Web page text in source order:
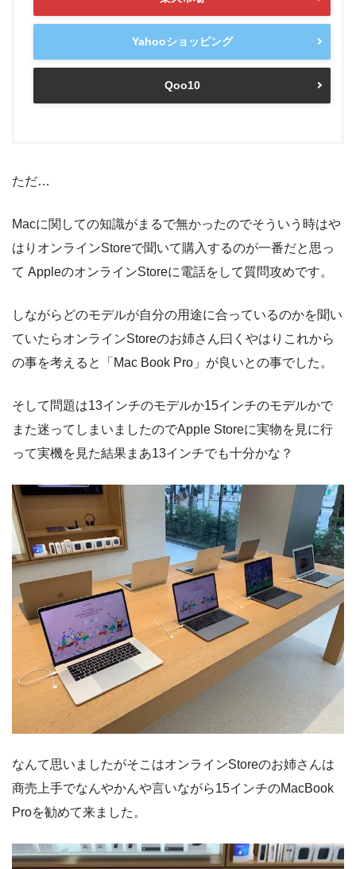
Yahooショッピング
Qoo10
ただ…
Macに関しての知識がまるで無かったのでそういう時はや
はりオンラインStoreで聞いて購入するのが一番だと思っ
て AppleのオンラインStoreに電話をして質問攻めです。
しながらどのモデルが自分の用途に合っているのかを聞い
ていたらオンラインStoreのお姉さん曰くやはりこれから
の事を考えると「Mac Book Pro」が良いとの事でした。
そして問題は13インチのモデルか15インチのモデルかで
また迷ってしまいましたのでApple Storeに実物を見に行
って実機を見た結果まあ13インチでも十分かな？
なんて思いましたがそこはオンラインStoreのお姉さんは
商売上手でなんやかんや言いながら15インチのMacBook
Proを勧めて来ました。